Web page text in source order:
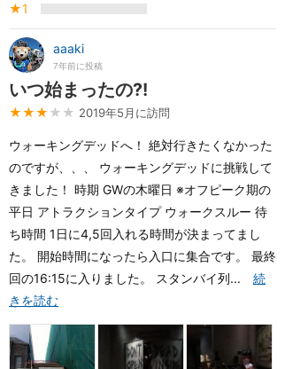
★1
aaaki
7年前に投稿
いつ始まったの⁈
★★★ ★★ 2019年5月に訪問
ウォーキングデッドへ！ 絶対行きたくなかった
のですが、、、 ウォーキングデッドに挑戦して
きました！ 時期 GWの木曜日 ※オフピーク期の
平日 アトラクションタイプ ウォークスルー 待
ち時間 1日に4,5回入れる時間が決まってまし
た。 開始時間になったら入口に集合です。 最終
回の16:15に入りました。 スタンバイ列... 続
きを読む